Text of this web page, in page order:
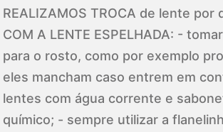
REALIZAMOS TROCA de lente por
COM A LENTE ESPELHADA: -
para o rosto, como por exemplo
eles mancham caso entrem em
lentes com água corrente e
químico; - sempre utilizar a